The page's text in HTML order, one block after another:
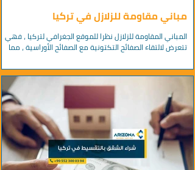
مباني مقاومة للزلازل في تركيا
المباني المقاومة للزلازل نظرا للموقع الجغرافي لتركيا ، فهي
تتعرض لالتقاء الصفائح التكتونية مع الصفائح الأوراسية ، مما